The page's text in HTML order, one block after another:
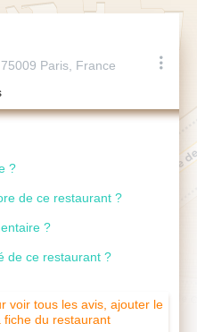
Paris, France
?
de ce restaurant ?
?
de ce restaurant ?
voir tous les avis, ajouter le
du restaurant